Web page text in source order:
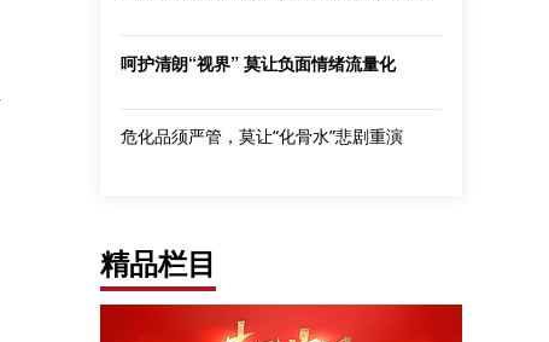
呵护清朗“视界” 莫让负面情绪流量化
危化品须严管，莫让“化骨水”悲剧重演
精品栏目